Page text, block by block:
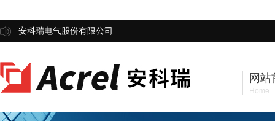
安科瑞电气股份有限公司
网站
Home